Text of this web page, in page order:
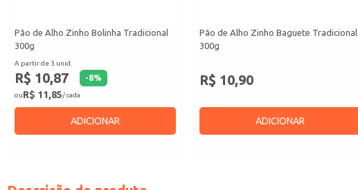
Pão de Alho Zinho Bolinha Tradicional
300g
A partir de 3 unid.
R$ 10,87 -8%
ouR$ 11,85/ cada
ADICIONAR
Pão de Alho Zinho Baguete Tradicional
300g
R$ 10,90
ADICIONAR